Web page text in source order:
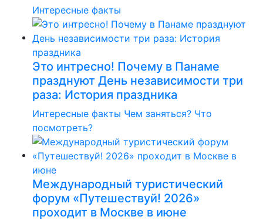
Интересные факты
Это интресно! Почему в Панаме
празднуют День независимости три
раза: История праздника
Интересные факты Чем заняться? Что
посмотреть?
Международный туристический
форум «Путешествуй! 2026»
проходит в Москве в июне